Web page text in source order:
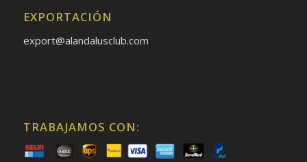
EXPORTACIÓN
export@alandalusclub.com
TRABAJAMOS CON: